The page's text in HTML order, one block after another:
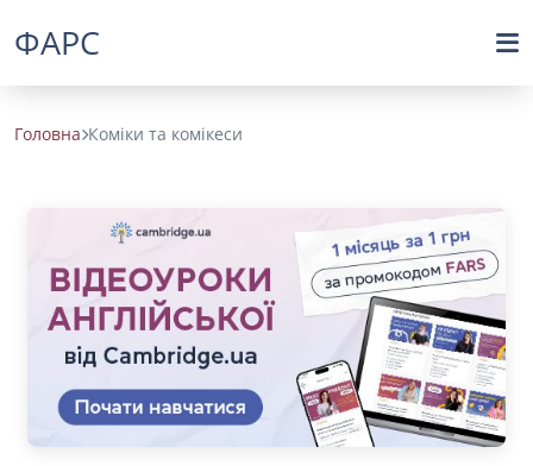
ФАРС
Головна Коміки та комікеси